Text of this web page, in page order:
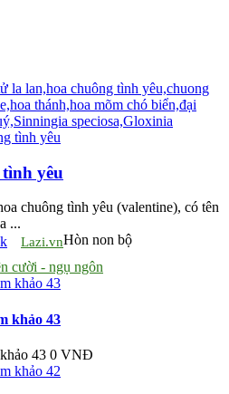
yêu
chuông tình yêu (valentine), có tên
...
Lazi.vn
cười - ngụ ngôn
Hòn non bộ
khảo 43
43 0 VNĐ